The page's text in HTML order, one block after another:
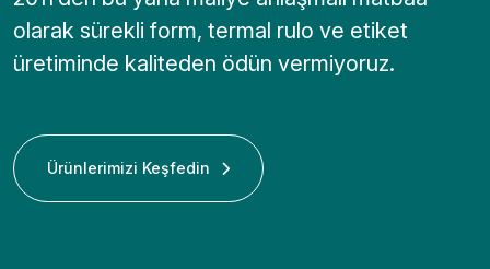
olarak sürekli form, termal rulo ve etiket
üretiminde kaliteden ödün vermiyoruz.
Ürünlerimizi Keşfedin